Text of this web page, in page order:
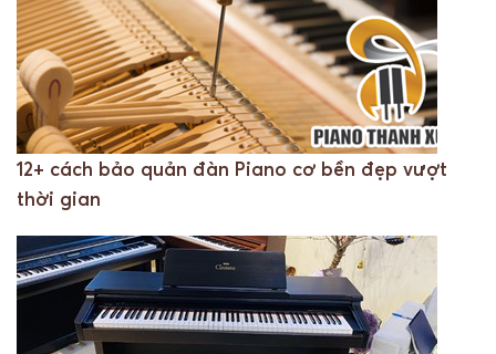
12+ cách bảo quản đàn Piano cơ bền đẹp vượt
thời gian